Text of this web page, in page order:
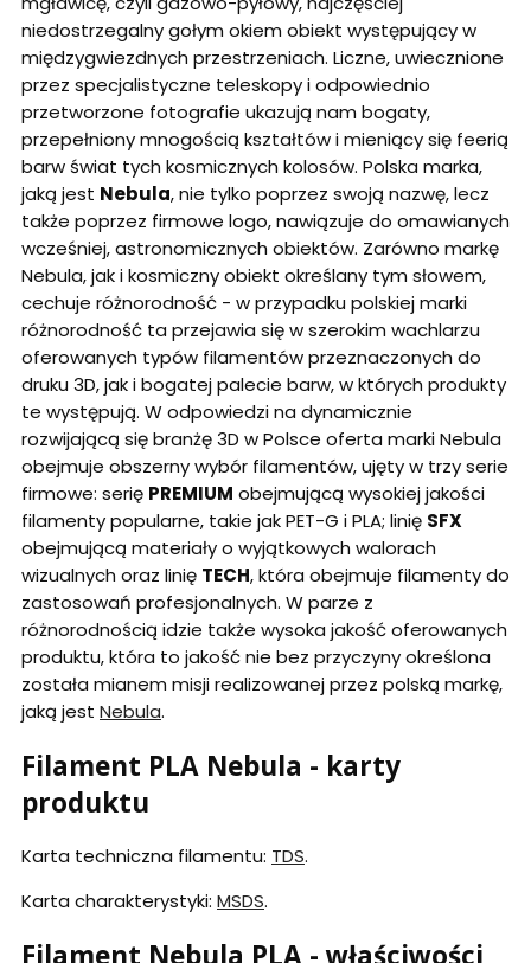
niedostrzegalny gołym okiem obiekt występujący w
międzygwiezdnych przestrzeniach. Liczne, uwiecznione
przez specjalistyczne teleskopy i odpowiednio
przetworzone fotografie ukazują nam bogaty,
przepełniony mnogością kształtów i mieniący się feerią
barw świat tych kosmicznych kolosów. Polska marka,
jaką jest Nebula, nie tylko poprzez swoją nazwę, lecz
także poprzez firmowe logo, nawiązuje do omawianych
wcześniej, astronomicznych obiektów. Zarówno markę
Nebula, jak i kosmiczny obiekt określany tym słowem,
cechuje różnorodność - w przypadku polskiej marki
różnorodność ta przejawia się w szerokim wachlarzu
oferowanych typów filamentów przeznaczonych do
druku 3D, jak i bogatej palecie barw, w których produkty
te występują. W odpowiedzi na dynamicznie
rozwijającą się branżę 3D w Polsce oferta marki Nebula
obejmuje obszerny wybór filamentów, ujęty w trzy serie
firmowe: serię PREMIUM obejmującą wysokiej jakości
filamenty popularne, takie jak PET-G i PLA; linię SFX
obejmującą materiały o wyjątkowych walorach
wizualnych oraz linię TECH, która obejmuje filamenty do
zastosowań profesjonalnych. W parze z
różnorodnością idzie także wysoka jakość oferowanych
produktu, która to jakość nie bez przyczyny określona
została mianem misji realizowanej przez polską markę,
jaką jest Nebula.
Filament PLA Nebula - karty
produktu
Karta techniczna filamentu: TDS.
Karta charakterystyki: MSDS.
Filament Nebula PLA - właściwości